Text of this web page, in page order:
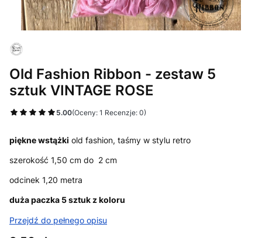
Old Fashion Ribbon - zestaw 5
sztuk VINTAGE ROSE
5.00(Oceny: 1 Recenzje: 0)
piękne wstążki old fashion, taśmy w stylu retro
szerokość 1,50 cm do 2 cm
odcinek 1,20 metra
duża paczka 5 sztuk z koloru
Przejdź do pełnego opisu